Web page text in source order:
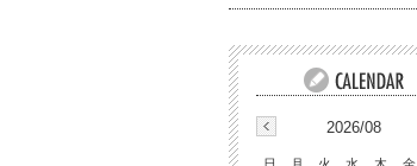
2026/08